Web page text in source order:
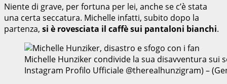
Niente di grave, per fortuna per lei, anche se c’è stata
una certa seccatura. Michelle infatti, subito dopo la
partenza, si è rovesciata il caffè sui pantaloni bianchi.
Michelle Hunziker condivide la sua disavventura sui
Instagram Profilo Ufficiale @therealhunzigram) –